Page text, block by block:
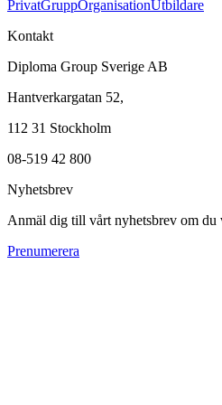
PrivatGruppOrganisationUtbildare
Kontakt
Diploma Group Sverige AB
Hantverkargatan 52,
112 31 Stockholm
08-519 42 800
Nyhetsbrev
Anmäl dig till vårt nyhetsbrev om du
Prenumerera